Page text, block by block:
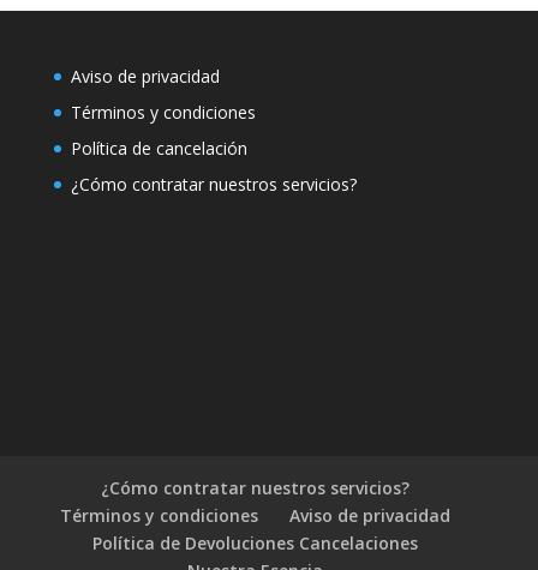
Aviso de privacidad
Términos y condiciones
Política de cancelación
¿Cómo contratar nuestros servicios?
¿Cómo contratar nuestros servicios?
Términos y condiciones
Aviso de privacidad
Política de Devoluciones Cancelaciones